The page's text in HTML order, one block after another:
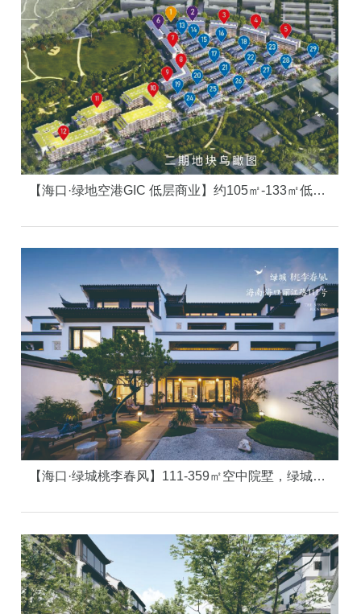
【海口·绿地空港GIC 低层商业】约105㎡-133㎡低层商业 开放合院 高阶圈层
【海口·绿城桃李春风】111-359㎡空中院墅，绿城创新产品【院望】